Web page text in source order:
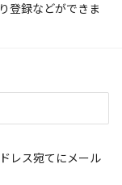
登録などができま
レス宛てにメール